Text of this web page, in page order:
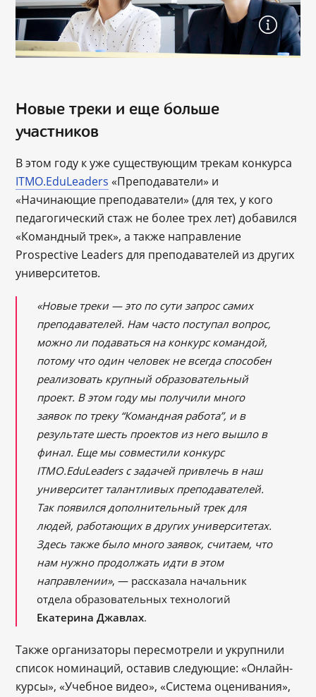
Новые треки и еще больше
участников
В этом году к уже существующим трекам конкурса
ITMO.EduLeaders «Преподаватели» и
«Начинающие преподаватели» (для тех, у кого
педагогический стаж не более трех лет) добавился
«Командный трек», а также направление
Prospective Leaders для преподавателей из других
университетов.
«Новые треки — это по сути запрос самих
преподавателей. Нам часто поступал вопрос,
можно ли подаваться на конкурс командой,
потому что один человек не всегда способен
реализовать крупный образовательный
проект. В этом году мы получили много
заявок по треку “Командная работа”, и в
результате шесть проектов из него вышло в
финал. Еще мы совместили конкурс
ITMO.EduLeaders с задачей привлечь в наш
университет талантливых преподавателей.
Так появился дополнительный трек для
людей, работающих в других университетах.
Здесь также было много заявок, считаем, что
нам нужно продолжать идти в этом
направлении», — рассказала начальник
отдела образовательных технологий
Екатерина Джавлах.
Также организаторы пересмотрели и укрупнили
список номинаций, оставив следующие: «Онлайн-
курсы», «Учебное видео», «Система оценивания»,